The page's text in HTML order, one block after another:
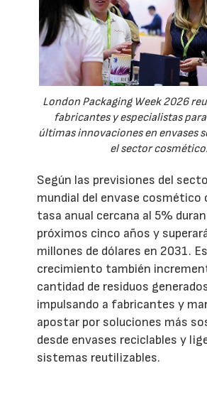
London Packaging Week 2026
fabricantes y especialistas
últimas innovaciones en envases
el sector cosmético.
Según las previsiones del
mundial del envase cosmético
tasa anual cercana al 5%
próximos cinco años y
millones de dólares en 2031.
crecimiento también
cantidad de residuos
impulsando a fabricantes y
apostar por soluciones más
desde envases reciclables y
sistemas reutilizables.